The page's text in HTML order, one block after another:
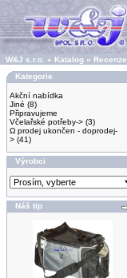
W&J s.r.o. » Katalog » Recenze
Kategorie
Akční nabídka
Jiné (8)
Připravujeme
Včelařské potřeby-> (3)
Ω prodej ukončen - doprodej-
> (41)
Výrobci
Náš tip